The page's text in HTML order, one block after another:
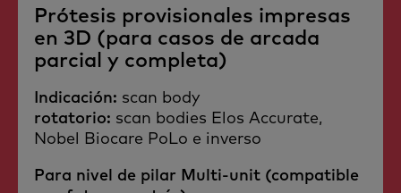
Prótesis provisionales impresas
en 3D (para casos de arcada
parcial y completa)
Indicación: scan body​
rotatorio: scan bodies Elos Accurate,
Nobel Biocare PoLo e inverso
Para nivel de pilar Multi-unit (compatible